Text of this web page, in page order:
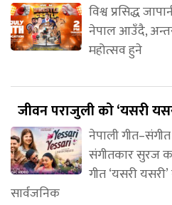
विश्व प्रसिद्ध
नेपाल आउँदै,
महोत्सव हुने
जीवन पराजुली को ‘यसरी
नेपाली
संगीतकार सुरज
गीत ‘यसरी
सार्वजनिक